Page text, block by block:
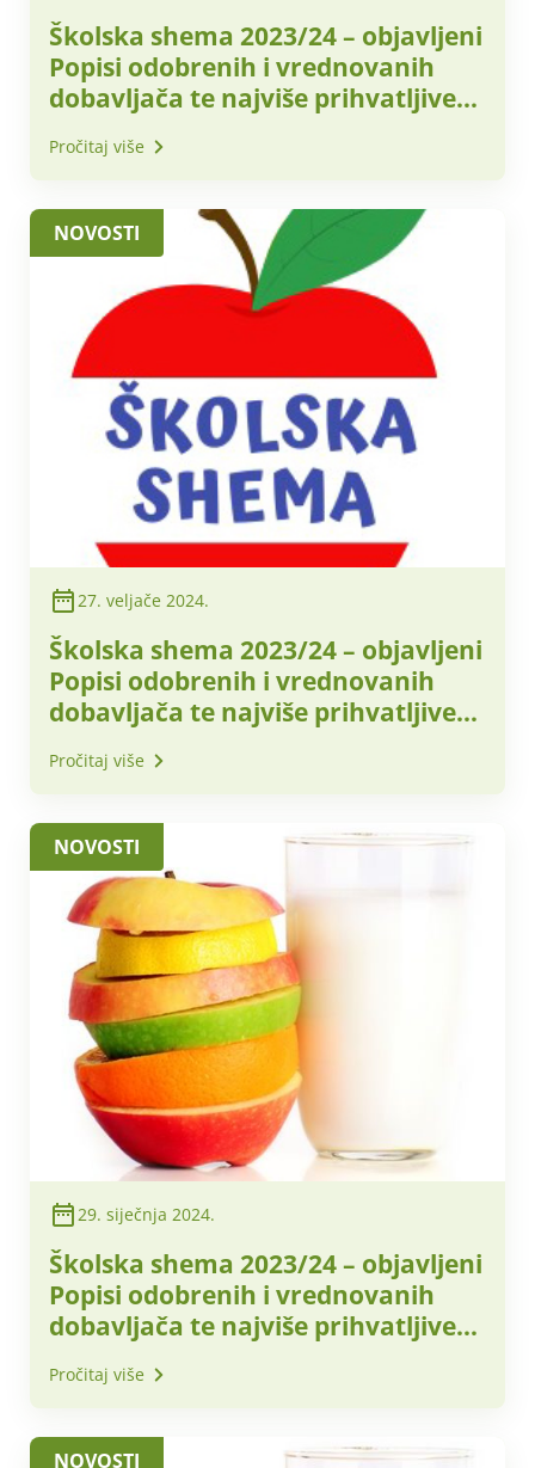
Školska shema 2023/24 – objavljeni
Popisi odobrenih i vrednovanih
dobavljača te najviše prihvatljive
razdoblje -travanj 2024. godine
Pročitaj više
NOVOSTI
27. veljače 2024.
Školska shema 2023/24 – objavljeni
Popisi odobrenih i vrednovanih
dobavljača te najviše prihvatljive
razdoblje – ožujak 2024. godine
Pročitaj više
NOVOSTI
29. siječnja 2024.
Školska shema 2023/24 – objavljeni
Popisi odobrenih i vrednovanih
dobavljača te najviše prihvatljive
razdoblje – veljača 2024. godine
Pročitaj više
NOVOSTI